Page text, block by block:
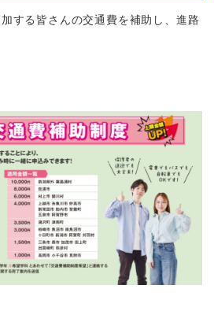
する皆さんの交通費を補助し、進路